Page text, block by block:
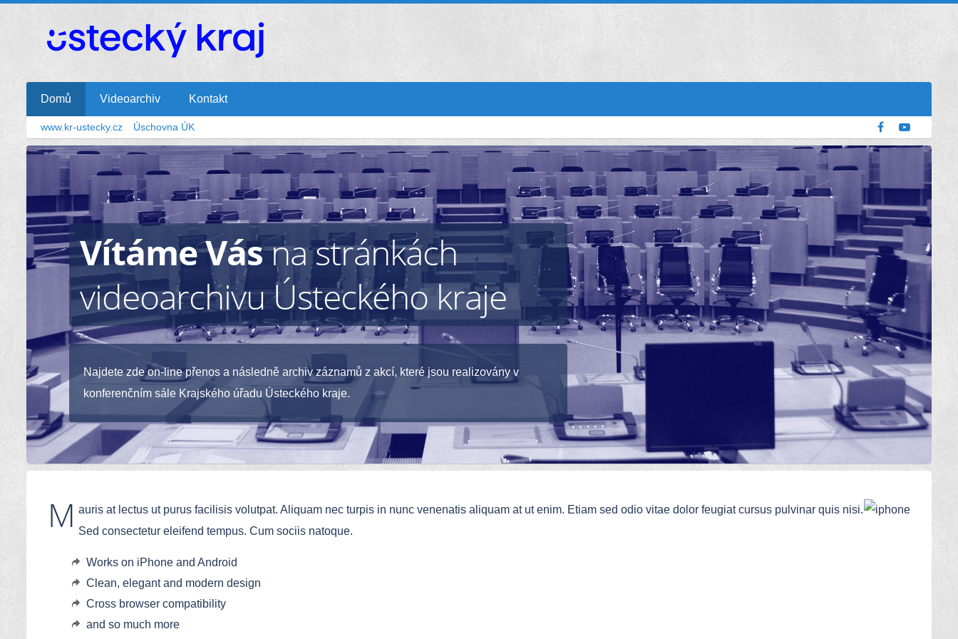
Domů Videoarchiv
VII. volební období
VI. volební období
V. volební období
IV. volební období
Kontakt
www.kr-ustecky.cz Úschovna ÚK
Vítáme Vásna stránkách
videoarchivu Ústeckého kraje
Najdete zde on-line přenos a následně archiv záznamů z akcí, které jsou realizovány v
konferenčním sále Krajského úřadu Ústeckého kraje.
M auris at lectus ut purus facilisis volutpat. Aliquam nec turpis in nunc venenatis aliquam at ut enim. Etiam sed odio vitae dolor feugiat cursus pulvinar quis nisi.
Sed consectetur eleifend tempus. Cum sociis natoque.
Works on iPhone and Android
Clean, elegant and modern design
Cross browser compatibility
and so much more